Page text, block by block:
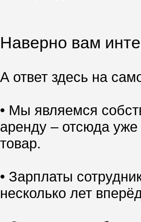
Наверно вам
А ответ здесь на
• Мы являемся
аренду – отсюда
товар.
• Зарплаты
несколько лет